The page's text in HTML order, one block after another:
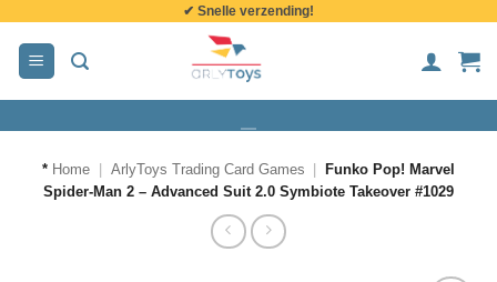
inhoud
✔ Snelle verzending!
* Home ArlyToys Trading Card Games
Funko Pop! Marvel
Spider-Man 2 – Advanced Suit 2.0 Symbiote Takeover #1029